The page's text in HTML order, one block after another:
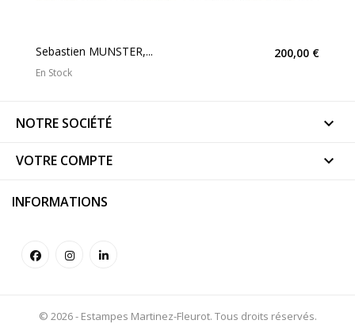
Sebastien MUNSTER,... 200,00 €
En Stock
NOTRE SOCIÉTÉ 
VOTRE COMPTE 
INFORMATIONS
© 2026 - Estampes Martinez-Fleurot. Tous droits réservés.